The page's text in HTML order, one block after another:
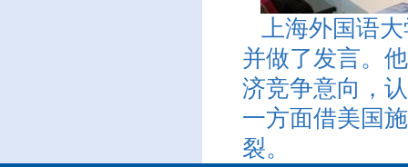
上海外国语大
并做了发言。
济竞争意向，
一方面借美国
裂。